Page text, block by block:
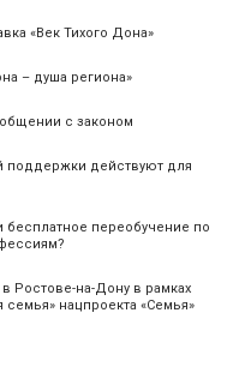
«Век Тихого Дона»
– душа региона»
с законом
действуют для
бесплатное переобучение по
Ростове-на-Дону в рамках
нацпроекта «Семья»